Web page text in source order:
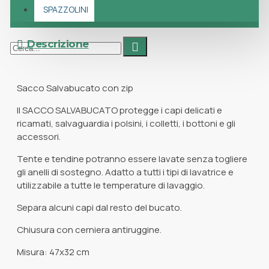
SPAZZOLINI
Descrizione
Sacco Salvabucato con zip
Il SACCO SALVABUCATO protegge i capi delicati e
ricamati, salvaguardia i polsini, i colletti, i bottoni e gli
accessori.
Tente e tendine potranno essere lavate senza togliere
gli anelli di sostegno. Adatto a tutti i tipi di lavatrice e
utilizzabile a tutte le temperature di lavaggio.
Separa alcuni capi dal resto del bucato.
Chiusura con cerniera antiruggine.
Misura: 47x32 cm